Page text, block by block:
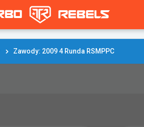
Zawody: 2009 4 Runda RSMPPC